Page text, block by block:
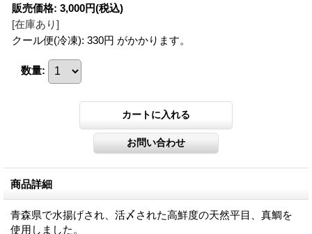
販売価格: 3,000円(税込)
[在庫あり]
クール便(冷凍): 330円 がかかります。
数量:
商品詳細
青森県で水揚げされ、活〆された高鮮度の天然平目、真鯛を
使用しました。